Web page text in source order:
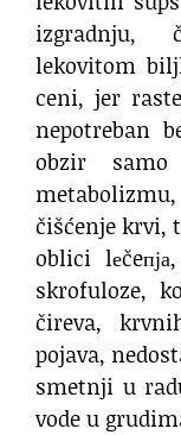
izgradnju,
lekovitom
ceni, jer
nepotreban
obzir samo
čišćenje krvi,
oblici
skrofuloze,
čireva,
pojava,
smetnji u
vode u